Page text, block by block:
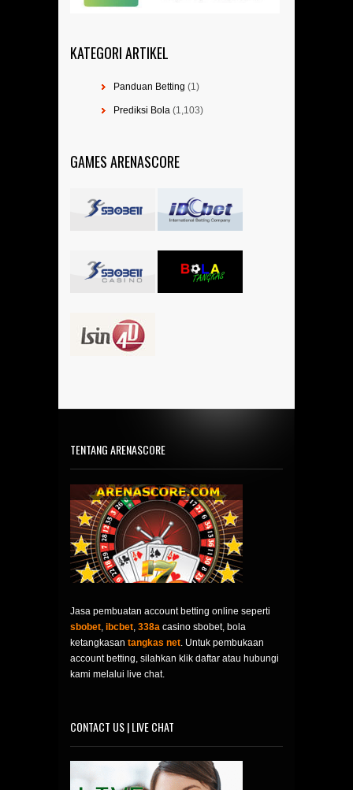
KATEGORI ARTIKEL
Panduan Betting (1)
Prediksi Bola (1,103)
GAMES ARENASCORE
TENTANG ARENASCORE
Jasa pembuatan account betting online seperti
sbobet, ibcbet, 338a casino sbobet, bola
ketangkasan tangkas net. Untuk pembukaan
account betting, silahkan klik daftar atau hubungi
kami melalui live chat.
CONTACT US | LIVE CHAT